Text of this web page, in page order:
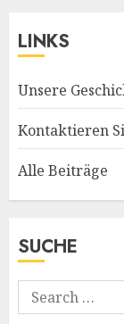
LINKS
Unsere
Kontaktieren
Alle Beiträge
SUCHE
Search
for: